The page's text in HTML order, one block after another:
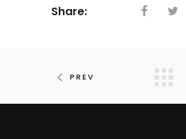
Share:
PREV